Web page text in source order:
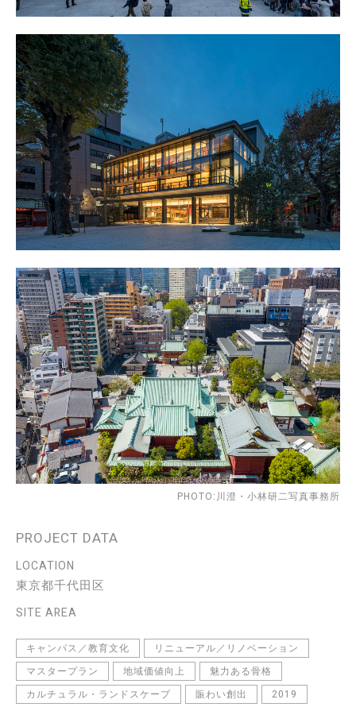
PHOTO:川澄・小林研二写真事務所
PROJECT DATA
LOCATION
東京都千代田区
SITE AREA
キャンパス／教育文化
リニューアル／リノベーション
マスタープラン
地域価値向上
魅力ある骨格
カルチュラル・ランドスケープ
賑わい創出 2019